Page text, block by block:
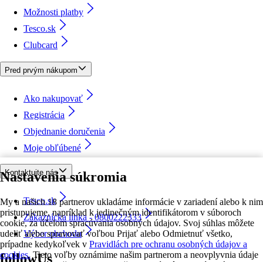
Nastavenia súkromia
My a našich 18 partnerov ukladáme informácie v zariadení alebo k nim
pristupujeme, napríklad k jedinečným identifikátorom v súboroch
cookie, za účelom spracúvania osobných údajov. Svoj súhlas môžete
udeliť alebo spravovať voľbou Prijať alebo Odmietnuť všetko,
prípadne kedykoľvek v Pravidlách pre ochranu osobných údajov a
cookies. Tieto voľby oznámime našim partnerom a neovplyvnia údaje
Možnosti platby
Tesco.sk
Clubcard
Pred prvým nákupom
Ako nakupovať
Registrácia
Objednanie doručenia
Moje obľúbené
Kontaktujte nás
Tesco.sk
Zákaznícka linka - 0800222333
Výber obchodu
followUs